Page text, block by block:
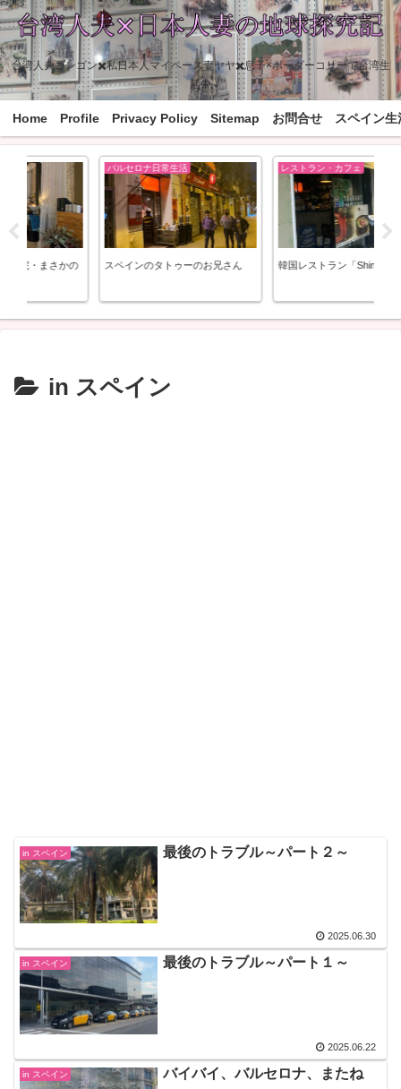
台湾人夫ゴンゴン✖️私日本人マイペース妻ヤヤ✖️息子×ボーダーコリーで台湾生
活中
Home Profile Privacy Policy Sitemap お問合せ スペイン生
バルセロナ日常生活
スペインのタトゥーのお兄さん
レストラン・カフェ
韓国レストラン「Shingané」
in スペイン
in スペイン 最後のトラブル～パート２～
2025.06.30
in スペイン 最後のトラブル～パート１～
2025.06.22
in スペイン バイバイ、バルセロナ、またね